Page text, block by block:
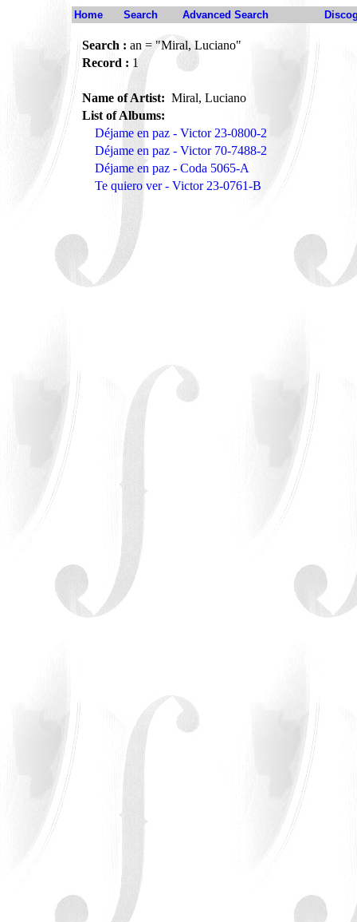
Home Search Advanced Search
Search : an = "Miral, Luciano"
Record : 1
Name of Artist: Miral, Luciano
List of Albums:
Déjame en paz - Victor 23-0800-2
Déjame en paz - Victor 70-7488-2
Déjame en paz - Coda 5065-A
Te quiero ver - Victor 23-0761-B